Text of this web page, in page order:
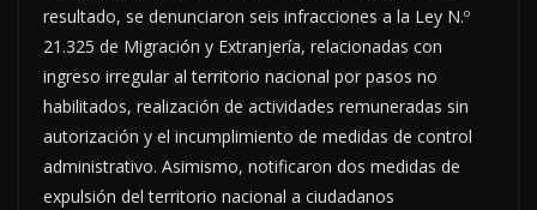
resultado, se denunciaron seis infracciones a la Ley N.º
21.325 de Migración y Extranjería, relacionadas con
ingreso irregular al territorio nacional por pasos no
habilitados, realización de actividades remuneradas sin
autorización y el incumplimiento de medidas de control
administrativo. Asimismo, notificaron dos medidas de
expulsión del territorio nacional a ciudadanos